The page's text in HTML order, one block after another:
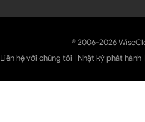
© 2006-2026
Liên hệ với chúng tôi | Nhật ký phát hành